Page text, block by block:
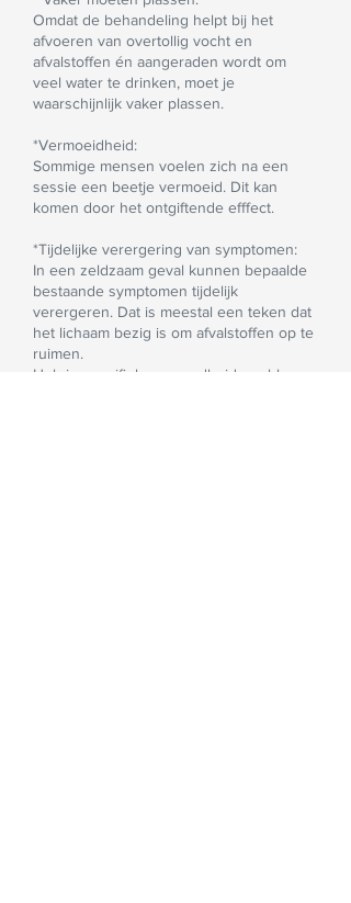
Omdat de behandeling helpt bij het
afvoeren van overtollig vocht en
afvalstoffen én aangeraden wordt om
veel water te drinken, moet je
waarschijnlijk vaker plassen.
*Vermoeidheid:
Sommige mensen voelen zich na een
sessie een beetje vermoeid. Dit kan
komen door het ontgiftende efffect.
*Tijdelijke verergering van symptomen:
In een zeldzaam geval kunnen bepaalde
bestaande symptomen tijdelijk
verergeren. Dat is meestal een teken dat
het lichaam bezig is om afvalstoffen op te
ruimen.
Heb je specifieke gezondheidsproblemen